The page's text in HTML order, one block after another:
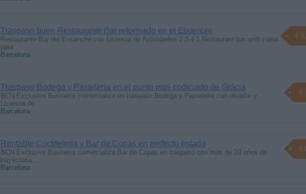
Traspaso buen Restaurante Bar reformado en el Eixample
€
Restaurante Bar del Ensanche con Licencia de Actividades 2.3.4.1.Restaurant-bar amb cuina
para…
Barcelona
Traspaso Bodega y Pasteleria en el punto mas codiciado de Gràcia
€
BCN Exclusive Business comercializa en traspaso Bodega y Pasteleria con obrador y
Licencia de…
Barcelona
Rentable Cockteleria y Bar de Copas en perfecto estado
€
BCN Exclusive Business comercializa Bar de Copas en traspaso con más de 20 años de
trayectoria…
Barcelona